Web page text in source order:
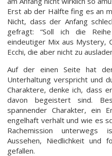
Erst ab der Hälfte fing es an
Nicht, dass der Anfang
gefragt: “Soll ich die
eindeutiger Mix aus Mystery,
Ecchi, die aber nicht zu
Auf der einen Seite hat
Unterhaltung verspricht und
Charaktere, denke ich, dass
davon begeistert sind.
spannender Charakter, ein
engelhaft verhält und wie es
Rachemission
Aussehen, Niedlichkeit und
gefallen.